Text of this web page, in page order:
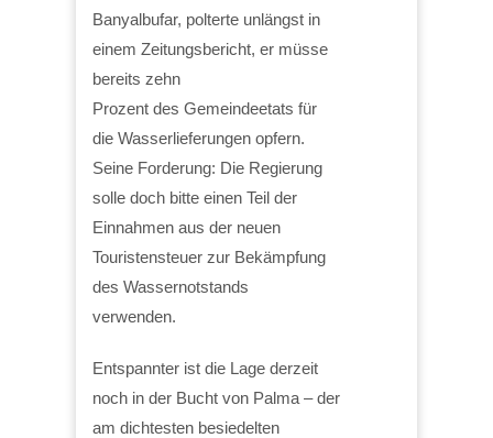
Banyalbufar, polterte unlängst in
einem Zeitungsbericht, er müsse
bereits zehn
Prozent des Gemeindeetats für
die Wasserlieferungen opfern.
Seine Forderung: Die Regierung
solle doch bitte einen Teil der
Einnahmen aus der neuen
Touristensteuer zur Bekämpfung
des Wassernotstands
verwenden.
Entspannter ist die Lage derzeit
noch in der Bucht von Palma – der
am dichtesten besiedelten